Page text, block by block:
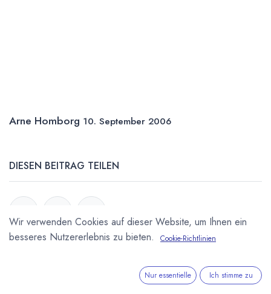
Arne Homborg 10. September 2006
DIESEN BEITRAG TEILEN
Wir verwenden Cookies auf dieser Website, um Ihnen ein
besseres Nutzererlebnis zu bieten.
Cookie-Richtlinien
Nur essentielle Ich stimme zu